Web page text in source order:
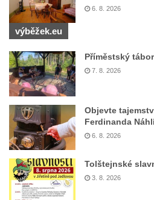
Pamětní kámen vodního díla
Socha svatého Floriána na domě
Socha svaté Anny u domu čp. 3 v
Lavička Václava Havla v
Lavička Václava Havla v Novém
Lavička Václava Havla v Krásné
Upoutávka JduHřebenovkou u
na Mezní Louce
Kamenný obelisk na vyhlídce u
brány
6. 8. 2026
výběžek.eu
Příměstský
7. 8. 2026
Objevte
Ferdinanda
6. 8. 2026
Tolštejnské
3. 8. 2026